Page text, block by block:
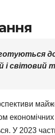
готуються
і світовий
У 2023